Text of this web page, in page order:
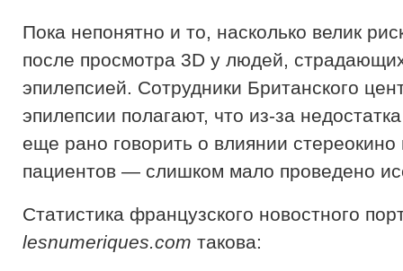
Пока непонятно и то, насколько велик
после просмотра 3D у людей,
эпилепсией. Сотрудники Британского
эпилепсии полагают, что из-за
еще рано говорить о влиянии стереокино
пациентов — слишком мало проведено
Статистика французского новостного
lesnumeriques.com такова: